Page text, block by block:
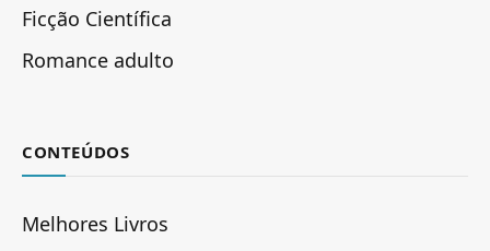
Ficção Científica
Romance adulto
CONTEÚDOS
Melhores Livros